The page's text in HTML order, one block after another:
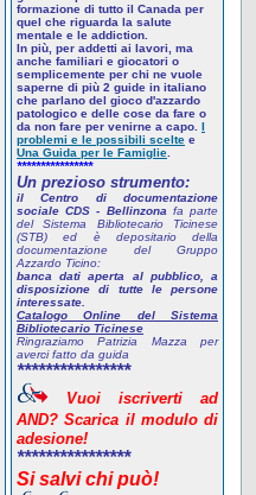
formazione di tutto il Canada per
quel che riguarda la salute
mentale e le addiction.
In più, per addetti ai lavori, ma
anche familiari e giocatori o
semplicemente per chi ne vuole
saperne di più 2 guide in italiano
che parlano del gioco d'azzardo
patologico e delle cose da fare o
da non fare per venirne a capo. I
problemi e le possibili scelte e
Una Guida per le Famiglie
****************
Un prezioso strumento:
il Centro di documentazione
sociale CDS - Bellinzona fa parte
del Sistema Bibliotecario Ticinese
(STB) ed è depositario della
documentazione del Gruppo
Azzardo Ticino:
banca dati aperta al pubblico, a
disposizione di tutte le persone
interessate.
Catalogo Online del Sistema
Bibliotecario Ticinese
Ringraziamo Patrizia Mazza per
averci fatto da guida
****************
Vuoi iscriverti
ad
AND? Scarica il modulo di
adesione!
****************
Si salvi chi può!